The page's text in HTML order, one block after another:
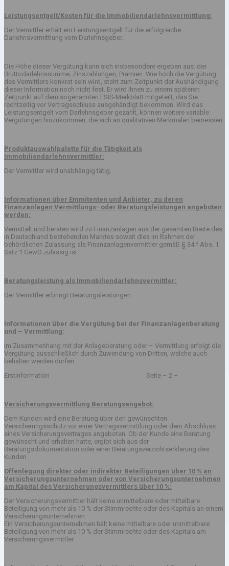
Leistungsentgelt/Kosten für die Immobiliendarlehnsvermittlung:
Der Vermittler erhält ein Leistungsentgelt für die erfolgreiche
Darlehnsvermittlung vom Darlehnsgeber.
Die Höhe dieser Vergütung kann sich insbesondere ergeben aus: der
Bruttodarlehnssumme, Zinszahlungen, Prämien. Wie hoch die Vergütung
des Vermittlers konkret sein wird, steht zum Zeitpunkt der Aushändigung
dieser Information noch nicht fest. Er wird Ihnen zu einem späteren
Zeitpunkt auf dem sogenannten ESIS-Merkblatt mitgeteilt, das Sie
rechtzeitig vor Vertragsschluss ausgehändigt bekommen. Wird das
Leistungsentgelt vom Darlehnsgeber gezahlt, können weitere variable
Vergütungen hinzukommen, die sich an qualitativen Merkmalen bemessen.
Produktauswahlpalette für die Tätigkeit als
Immobiliendarlehnsvermittler:
Der Vermittler wird unabhängig tätig.
Informationen über Emmitenten und Anbieter, zu deren
Finanzanlagen Vermittlungs- oder Beratungsleistungen angeboten
werden:
Vermittelt und beraten wird zu Finanzanlagen aus der gesamten Breite des
in Deutschland bestehenden Marktes soweit dies im Rahmen der
behördlichen Zulassung als Finanzanlagenvermittler gemäß § 34 f Abs. 1
Satz 1 GewO zulässig ist.
Beratungsleistung als Immobiliendarlehnsvermittler:
Der Vermittler erbringt Beratungsleistungen
Informationen über die Vergütung bei der Finanzanlagenberatung
und – Vermittlung:
Im Zusammenhang mit der Anlageberatung oder – Vermittlung erfolgt die
Vergütung ausschließlich durch Zuwendung von Dritten, welche auch
behalten werden dürfen.
Erstinformation Seite – 2 –
Versicherungsvermittlung Beratungsangebot:
Dem Kunden wird eine Beratung über den gewünschten
Versicherungsschutz vor einer Vertragsvermittlung oder dem Abschluss
eines Versicherungsvertrages angeboten. Ob der Kunde eine Beratung
gewünscht und erhalten hatte, ergibt sich aus der
Beratungsdokumentation oder einer Beratungsverzichtserklärung des
Kunden.
Offenlegung direkter oder indirekter Beteiligungen über 10 % an
Versicherungsunternehmen oder von Versicherungsunternehmen
am Kapital des Versicherungsvermittlers über 10 %:
Der Versicherungsvermittler hält keine unmittelbare oder mittelbare
Beteiligung von mehr als 10 % der Stimmrechte oder des Kapitals an einem
Versicherungsunternehmen.
Ein Versicherungsunternehmen hält keine mittelbare oder unmittelbare
Beteiligung von mehr als 10 % der Stimmrechte oder des Kapitals am
Versicherungsvermittler.